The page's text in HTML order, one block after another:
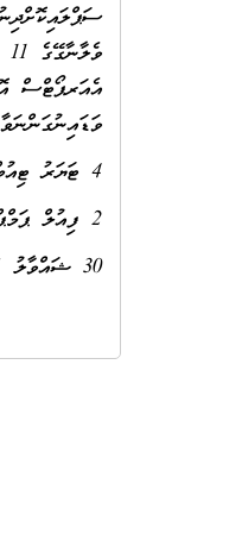
4 ޓަޔަރު ޓިއުބްލަސް ، 395/85R , 20 XZL ( ފަޔަރ ވެހިކަލް ސްކޭނިއާ )
2 ފިއުލް ޕަމްޕް ( ފަޔަރ ވެހިކަލް ކާމައިކަލް )
30 ޝައްވާލު 1435